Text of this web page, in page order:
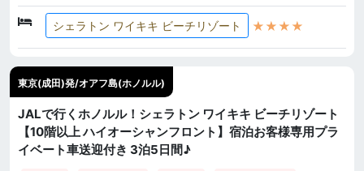
シェラトン ワイキキ ビーチリゾート ★★★★
東京(成田)発/オアフ島(ホノルル)
JALで行くホノルル！シェラトン ワイキキ ビーチリゾート
【10階以上 ハイオーシャンフロント】宿泊お客様専用プラ
イベート車送迎付き 3泊5日間♪